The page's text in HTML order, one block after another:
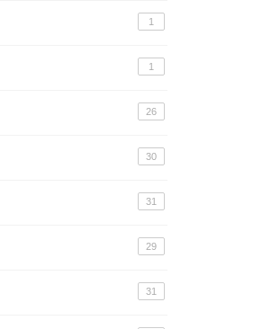
1
1
26
30
31
29
31